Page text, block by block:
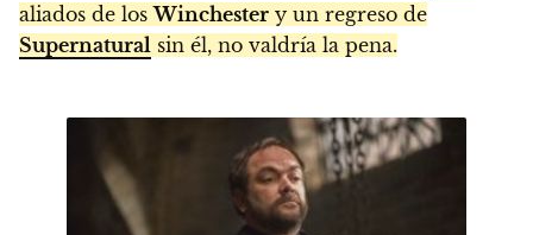
aliados de losWinchester y un regreso de
Supernatural sin él, no valdría la pena.